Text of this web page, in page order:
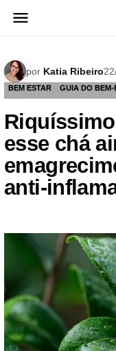
para
por Katia Ribeiro
BEM ESTAR GUIA DO BEM-
esse chá
anti-